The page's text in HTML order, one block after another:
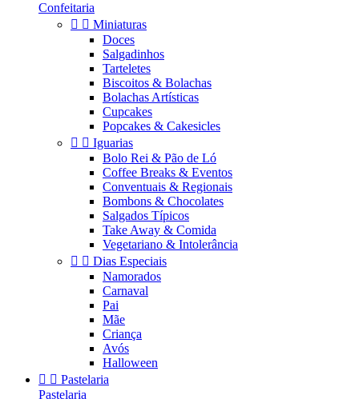
Confeitaria
  Miniaturas
Doces
Salgadinhos
Tarteletes
Biscoitos & Bolachas
Bolachas Artísticas
Cupcakes
Popcakes & Cakesicles
  Iguarias
Bolo Rei & Pão de Ló
Coffee Breaks & Eventos
Conventuais & Regionais
Bombons & Chocolates
Salgados Típicos
Take Away & Comida
Vegetariano & Intolerância
  Dias Especiais
Namorados
Carnaval
Pai
Mãe
Criança
Avós
Halloween
  Pastelaria
Pastelaria